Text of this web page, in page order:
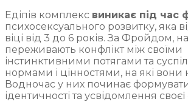
Едіпів комплекс виникає під час
психосексуального розвитку, яка
віці від 3 до 6 років. За Фройдом, на
переживають конфлікт між своїми
інстинктивними потягами та
нормами і цінностями, на які вони
Водночас у них починає
ідентичності та усвідомлення своєї